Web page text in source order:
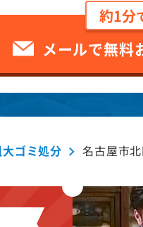
約1分
メールで無料
ゴミ処分 名古屋市